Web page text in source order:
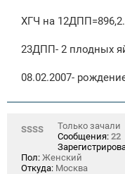
ХГЧ на 12ДПП=896,2.
23ДПП- 2 плодных
08.02.2007-
SSSS
Только зачали
Сообщения: 22
Пол: Женский
Откуда: Москва